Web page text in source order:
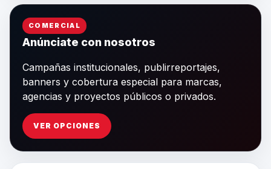
COMERCIAL
Anúnciate con nosotros
Campañas institucionales, publirreportajes,
banners y cobertura especial para marcas,
agencias y proyectos públicos o privados.
VER OPCIONES